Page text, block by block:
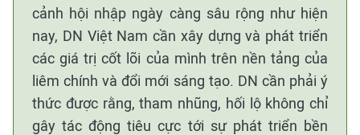
cảnh hội nhập ngày càng sâu rộng như hiện
nay, DN Việt Nam cần xây dựng và phát triển
các giá trị cốt lõi của mình trên nền tảng của
liêm chính và đổi mới sáng tạo. DN cần phải ý
thức được rằng, tham nhũng, hối lộ không chỉ
gây tác động tiêu cực tới sự phát triển bền